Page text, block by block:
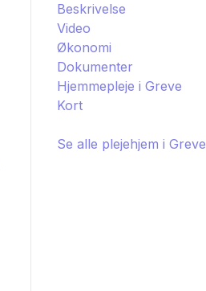
Beskrivelse
Video
Økonomi
Dokumenter
Hjemmepleje i Greve
Kort
Se alle plejehjem i Greve